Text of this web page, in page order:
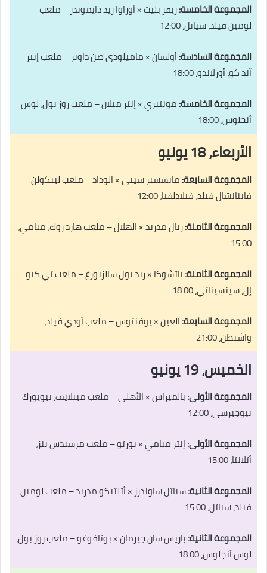
المجموعة الخامسة:ريفر بليت × أوراوا ريد دايموندز – ملعب
لومين فيلد، سياتل، 12:00
المجموعة السادسة:أولسان × ماميلودي صن داونز – ملعب إنتر
آند كو، أورلاندو، 18:00
المجموعة الخامسة:مونتيري × إنتر ميلان – ملعب روز بول، لوس
أنجلوس، 18:00
الأربعاء، 18 يونيو
المجموعة السابعة:مانشستر سيتي × الوداد – ملعب لينكولن
فاينانشال فيلد، فيلادلفيا، 12:00
المجموعة الثامنة:ريال مدريد × الهلال – ملعب هارد روك، ميامي،
15:00
المجموعة الثامنة:باتشوكا × ريد بول سالزبورغ – ملعب تي كيو
إل، سينسيناتي، 18:00
المجموعة السابعة:العين × يوفنتوس – ملعب أودي فيلد،
واشنطن، 21:00
الخميس، 19 يونيو
المجموعة الأولى:بالميراس × الأهلي – ملعب ميتلايف، نيويورك
نيوجيرسي، 12:00
المجموعة الأولى:إنتر ميامي × بورتو – ملعب مرسيدس بنز،
أتلانتا، 15:00
المجموعة الثانية:سياتل ساوندرز × أتلتيكو مدريد – ملعب لومين
فيلد، سياتل، 15:00
المجموعة الثانية:باريس سان جيرمان × بوتافوغو – ملعب روز بول،
لوس أنجلوس، 18:00